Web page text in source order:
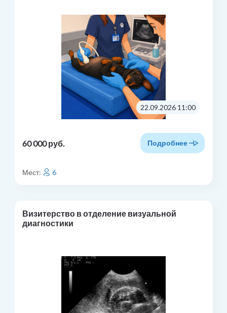
22.09.2026 11:00
60 000 руб. Подробнее
Мест: 6
Визитерство в отделение визуальной
диагностики